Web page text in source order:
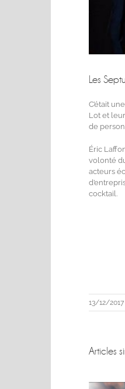
Les
C’était
Lot et
de
Éric
volonté
acteurs
cocktail.
13/12/2017
Articles